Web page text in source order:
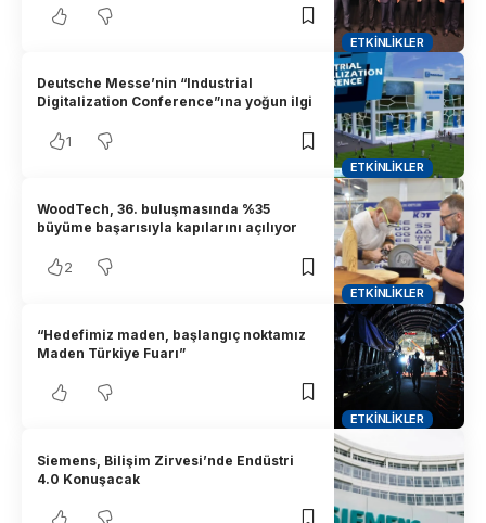
ETKINLIKLER
ETKINLIKLER
Deutsche Messe’nin “Industrial
Digitalization Conference”ına yoğun ilgi
1
ETKINLIKLER
WoodTech, 36. buluşmasında %35
büyüme başarısıyla kapılarını açılıyor
2
ETKINLIKLER
“Hedefimiz maden, başlangıç noktamız
Maden Türkiye Fuarı”
Siemens, Bilişim Zirvesi’nde Endüstri
4.0 Konuşacak